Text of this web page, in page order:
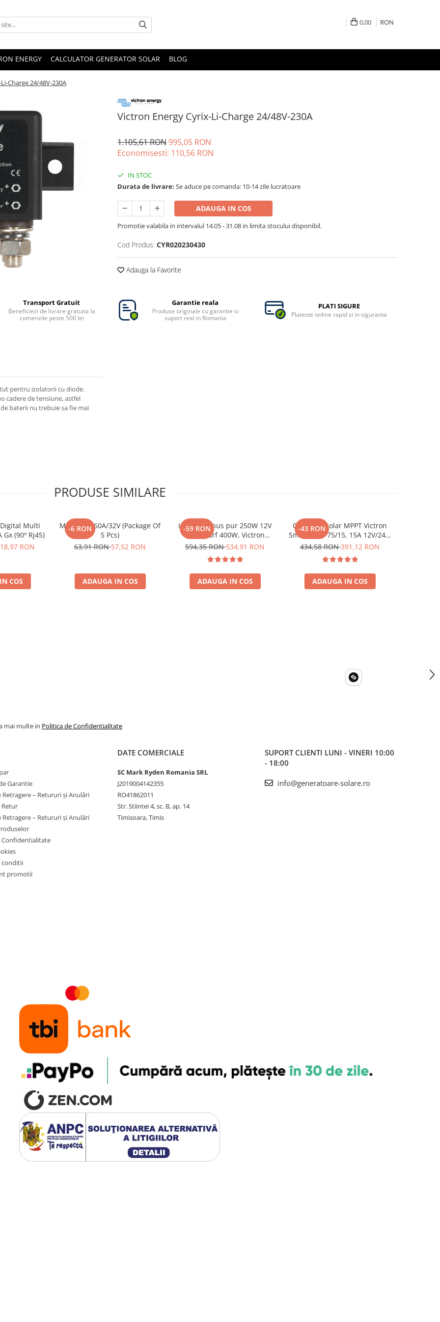
0,00 RON
ENERGY CALCULATOR GENERATOR SOLAR BLOG
Charge 24/48V-230A
Victron Energy Cyrix-Li-Charge 24/48V-230A
1.105,61 RON995,05 RON
Economisesti: 110,56 RON
IN STOC
Durata de livrare: Se aduce pe comanda: 10-14 zile lucratoare
ADAUGA IN COS
Promotie valabila in intervalul 14.05 - 31.08 in limita stocului disponibil.
Cod Produs: CYR020230430
Adauga la Favorite
Transport Gratuit
Beneficiezi de livrare gratuita la
comenzile peste 500 lei
Garantie reala
Produse originale cu garantie si
suport real in Romania
PLATI SIGURE
Plateste online rapid si in siguranta
pentru izolatorii cu diode.
cadere de tensiune, astfel
baterii nu trebuie sa fie mai
PRODUSE SIMILARE
Multi
(90º Rj45)
RON
COS
-6 RON
Midi-Fuse 60A/32V (Package Of
5 Pcs)
63,91 RON57,52 RON
ADAUGA IN COS
-59 RON
Invertor sinus pur 250W 12V
230V, varf 400W, Victron
Phoenix, pentru auto, panouri
594,35 RON534,91 RON
ADAUGA IN COS
-43 RON
Controler solar MPPT Victron
SmartSolar 75/15, 15A 12V/24V,
cu Bluetooth integrat
434,58 RON391,12 RON
ADAUGA IN COS
mai multe in Politica de Confidentialitate
Garantie
Retragere – Retururi și Anulări
Retur
Retragere – Retururi și Anulări
Confidentialitate
conditii
promotii
DATE COMERCIALE
SC Mark Ryden Romania SRL
J2019004142355
RO41862011
Str. Stiintei 4, sc. B, ap. 14
Timisoara, Timis
SUPORT CLIENTI LUNI - VINERI 10:00
- 18:00
info@generatoare-solare.ro